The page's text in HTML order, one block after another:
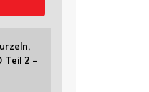
Teil 2 –